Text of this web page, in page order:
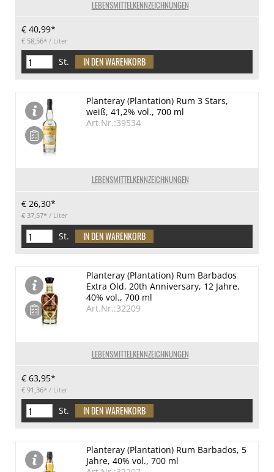
LEBENSMITTELKENNZEICHNUNGEN
€ 40,99*
€ 58,56* / Liter
St.
LEBENSMITTELKENNZEICHNUNGEN
Planteray (Plantation) Rum 3 Stars,
weiß, 41,2% vol., 700 ml
Art.Nr.:39534
€ 26,30*
€ 37,57* / Liter
St.
LEBENSMITTELKENNZEICHNUNGEN
Planteray (Plantation) Rum Barbados
Extra Old, 20th Anniversary, 12 Jahre,
40% vol., 700 ml
Art.Nr.:32209
€ 63,95*
€ 91,36* / Liter
St.
Planteray (Plantation) Rum Barbados, 5
Jahre, 40% vol., 700 ml